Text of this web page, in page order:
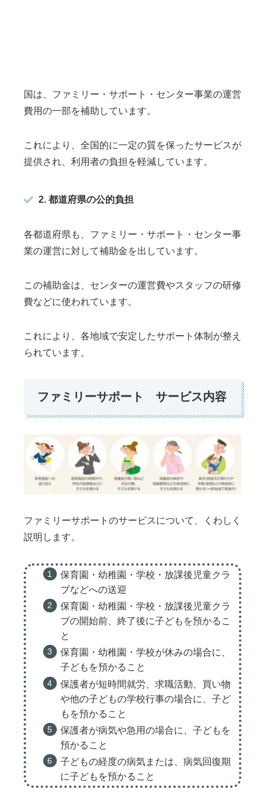
国は、ファミリー・サポート・センター事業の運営
費用の一部を補助しています。
これにより、全国的に一定の質を保ったサービスが
提供され、利用者の負担を軽減しています。
2. 都道府県の公的負担
各都道府県も、ファミリー・サポート・センター事
業の運営に対して補助金を出しています。
この補助金は、センターの運営費やスタッフの研修
費などに使われています。
これにより、各地域で安定したサポート体制が整え
られています。
ファミリーサポート サービス内容
ファミリーサポートのサービスについて、くわしく
説明します。
保育園・幼稚園・学校・放課後児童クラ
ブなどへの送迎
保育園・幼稚園・学校・放課後児童クラ
ブの開始前、終了後に子どもを預かるこ
と
保育園・幼稚園・学校が休みの場合に、
子どもを預かること
保護者が短時間就労、求職活動、買い物
や他の子どもの学校行事の場合に、子ど
もを預かること
保護者が病気や急用の場合に、子どもを
預かること
子どもの経度の病気または、病気回復期
に子どもを預かること